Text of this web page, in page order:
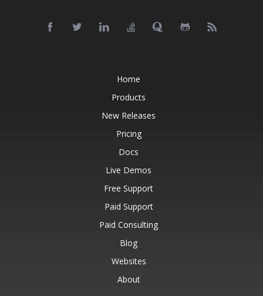
Home
Products
New Releases
Pricing
Docs
Live Demos
Free Support
Paid Support
Paid Consulting
Blog
Websites
About